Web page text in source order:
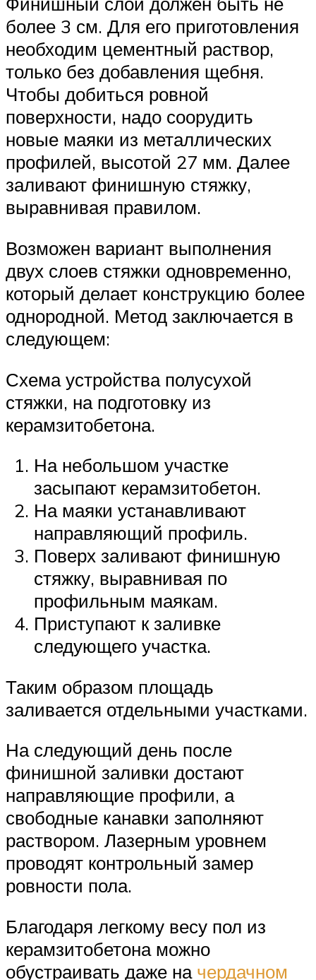
более 3 см. Для его приготовления
необходим цементный раствор,
только без добавления щебня.
Чтобы добиться ровной
поверхности, надо соорудить
новые маяки из металлических
профилей, высотой 27 мм. Далее
заливают финишную стяжку,
выравнивая правилом.
Возможен вариант выполнения
двух слоев стяжки одновременно,
который делает конструкцию более
однородной. Метод заключается в
следующем:
Схема устройства полусухой
стяжки, на подготовку из
керамзитобетона.
На небольшом участке
засыпают керамзитобетон.
На маяки устанавливают
направляющий профиль.
Поверх заливают финишную
стяжку, выравнивая по
профильным маякам.
Приступают к заливке
следующего участка.
Таким образом площадь
заливается отдельными участками.
На следующий день после
финишной заливки достают
направляющие профили, а
свободные канавки заполняют
раствором. Лазерным уровнем
проводят контрольный замер
ровности пола.
Благодаря легкому весу пол из
керамзитобетона можно
обустраивать даже на чердачном